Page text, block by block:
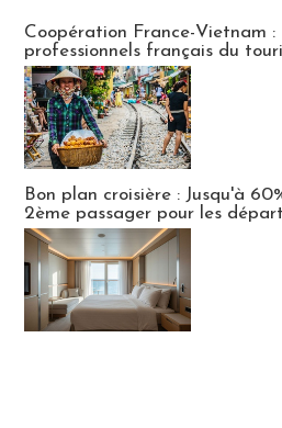
Coopération France-Vietnam
professionnels français du
Bon plan croisière : Jusqu'à
2ème passager pour les